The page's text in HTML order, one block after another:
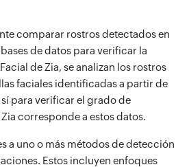
comparar rostros detectados en
de datos para verificar la
de Zia, se analizan los rostros
faciales identificadas a partir de
para verificar el grado de
corresponde a estos datos.
a uno o más métodos de detección
Estos incluyen enfoques